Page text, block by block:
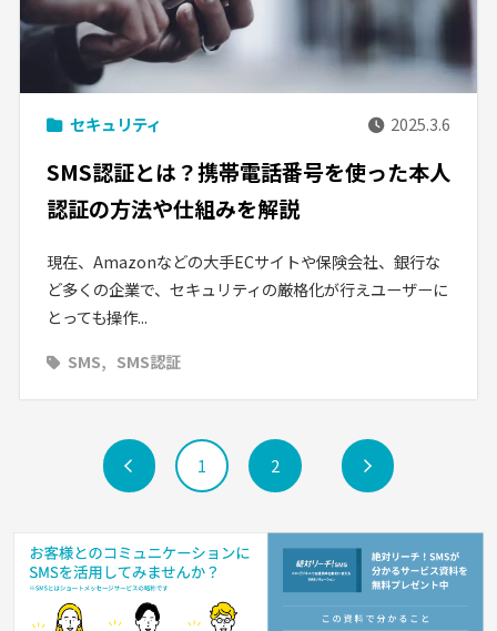
セキュリティ 2025.3.6
SMS認証とは？携帯電話番号を使った本人
認証の方法や仕組みを解説
現在、Amazonなどの大手ECサイトや保険会社、銀行な
ど多くの企業で、セキュリティの厳格化が行えユーザーに
とっても操作...
SMS
SMS認証
前 1 2 次